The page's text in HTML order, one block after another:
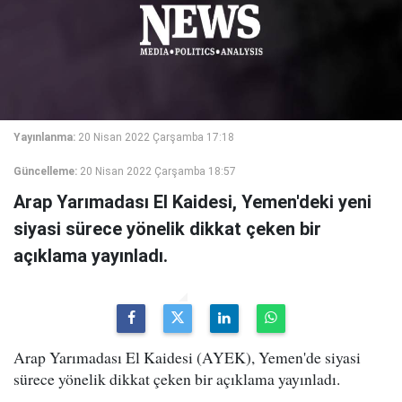
Yayınlanma: 20 Nisan 2022 Çarşamba 17:18
Güncelleme: 20 Nisan 2022 Çarşamba 18:57
Arap Yarımadası El Kaidesi, Yemen'deki yeni
siyasi sürece yönelik dikkat çeken bir
açıklama yayınladı.
Arap Yarımadası El Kaidesi (AYEK), Yemen'de siyasi
sürece yönelik dikkat çeken bir açıklama yayınladı.